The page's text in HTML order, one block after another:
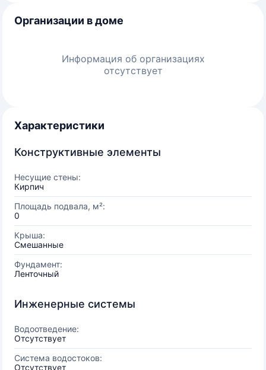
Организации в доме
Информация об организациях
отсутствует
Характеристики
Конструктивные элементы
Несущие стены:
Кирпич
Площадь подвала, м²:
0
Крыша:
Смешанные
Фундамент:
Ленточный
Инженерные системы
Водоотведение:
Отсутствует
Система водостоков:
Отсутствует